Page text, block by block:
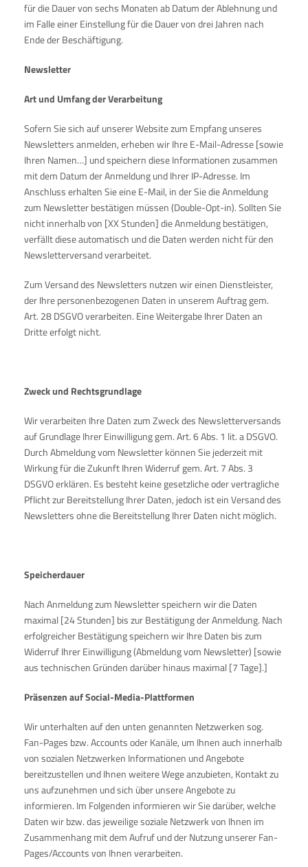
für die Dauer von sechs Monaten ab Datum der Ablehnung und
im Falle einer Einstellung für die Dauer von drei Jahren nach
Ende der Beschäftigung.
Newsletter
Art und Umfang der Verarbeitung
Sofern Sie sich auf unserer Website zum Empfang unseres
Newsletters anmelden, erheben wir Ihre E-Mail-Adresse [sowie
Ihren Namen…] und speichern diese Informationen zusammen
mit dem Datum der Anmeldung und Ihrer IP-Adresse. Im
Anschluss erhalten Sie eine E-Mail, in der Sie die Anmeldung
zum Newsletter bestätigen müssen (Double-Opt-in). Sollten Sie
nicht innerhalb von [XX Stunden] die Anmeldung bestätigen,
verfällt diese automatisch und die Daten werden nicht für den
Newsletterversand verarbeitet.
Zum Versand des Newsletters nutzen wir einen Dienstleister,
der Ihre personenbezogenen Daten in unserem Auftrag gem.
Art. 28 DSGVO verarbeiten. Eine Weitergabe Ihrer Daten an
Dritte erfolgt nicht.
Zweck und Rechtsgrundlage
Wir verarbeiten Ihre Daten zum Zweck des Newsletterversands
auf Grundlage Ihrer Einwilligung gem. Art. 6 Abs. 1 lit. a DSGVO.
Durch Abmeldung vom Newsletter können Sie jederzeit mit
Wirkung für die Zukunft Ihren Widerruf gem. Art. 7 Abs. 3
DSGVO erklären. Es besteht keine gesetzliche oder vertragliche
Pflicht zur Bereitstellung Ihrer Daten, jedoch ist ein Versand des
Newsletters ohne die Bereitstellung Ihrer Daten nicht möglich.
Speicherdauer
Nach Anmeldung zum Newsletter speichern wir die Daten
maximal [24 Stunden] bis zur Bestätigung der Anmeldung. Nach
erfolgreicher Bestätigung speichern wir Ihre Daten bis zum
Widerruf Ihrer Einwilligung (Abmeldung vom Newsletter) [sowie
aus technischen Gründen darüber hinaus maximal [7 Tage].]
Präsenzen auf Social-Media-Plattformen
Wir unterhalten auf den unten genannten Netzwerken sog.
Fan-Pages bzw. Accounts oder Kanäle, um Ihnen auch innerhalb
von sozialen Netzwerken Informationen und Angebote
bereitzustellen und Ihnen weitere Wege anzubieten, Kontakt zu
uns aufzunehmen und sich über unsere Angebote zu
informieren. Im Folgenden informieren wir Sie darüber, welche
Daten wir bzw. das jeweilige soziale Netzwerk von Ihnen im
Zusammenhang mit dem Aufruf und der Nutzung unserer Fan-
Pages/Accounts von Ihnen verarbeiten.